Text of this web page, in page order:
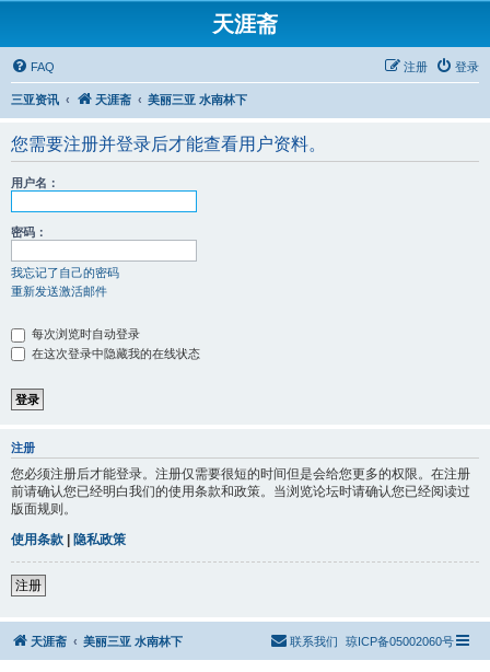
天涯斋
FAQ 登录
注册
三亚资讯 天涯斋 美丽三亚 水南林下
您需要注册并登录后才能查看用户资料。
用户名：
密码：
我忘记了自己的密码
重新发送激活邮件
每次浏览时自动登录
在这次登录中隐藏我的在线状态
注册
您必须注册后才能登录。注册仅需要很短的时间但是会给您更多的权限。在注册
前请确认您已经明白我们的使用条款和政策。当浏览论坛时请确认您已经阅读过
版面规则。
使用条款 | 隐私政策
注册
天涯斋 美丽三亚 水南林下 琼ICP备05002060号
联系我们